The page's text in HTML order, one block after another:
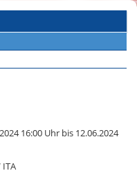
16:00 Uhr bis 12.06.2024
ITA